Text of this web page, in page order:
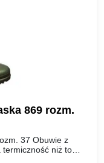
869 rozm.
37 Obuwie z
termiczność niż to